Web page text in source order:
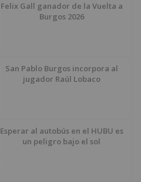
Felix Gall ganador de la Vuelta a
Burgos 2026
San Pablo Burgos incorpora al
jugador Raúl Lobaco
Esperar al autobús en el HUBU es
un peligro bajo el sol